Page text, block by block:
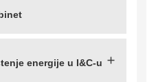
energije u I&C-u